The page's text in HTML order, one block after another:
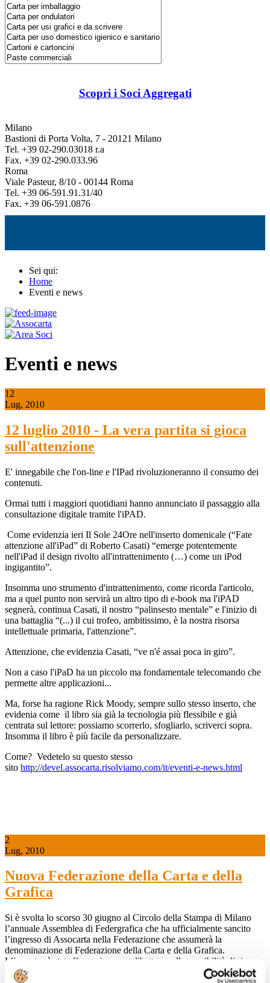
Scopri i Soci Aggregati
Milano
Bastioni di Porta Volta, 7 - 20121 Milano
Tel. +39 02-290.03018 r.a
Fax. +39 02-290.033.96
Roma
Viale Pasteur, 8/10 - 00144 Roma
Tel. +39 06-591.91.31/40
Fax. +39 06-591.0876
Sei qui:
Home
Eventi e news
Eventi e news
12
Lug, 2010
12 luglio 2010 - La vera partita si gioca
sull'attenzione
E' innegabile che l'on-line e l'IPad rivoluzioneranno il consumo dei
contenuti.
Ormai tutti i maggiori quotidiani hanno annunciato il passaggio alla
consultazione digitale tramite l'iPAD.
Come evidenzia ieri Il Sole 24Ore nell'inserto domenicale (“Fate
attenzione all'iPad” di Roberto Casati) “emerge potentemente
nell'iPad il design rivolto all'intrattenimento (…) come un iPod
ingigantito”.
Insomma uno strumento d'intrattenimento, come ricorda l'articolo,
ma a quel punto non servirà un altro tipo di e-book ma l'iPAD
segnerà, continua Casati, il nostro “palinsesto mentale” e l'inizio di
una battaglia “(...) il cui trofeo, ambitissimo, è la nostra risorsa
intellettuale primaria, l'attenzione”.
Attenzione, che evidenzia Casati, “ve n'é assai poca in giro”.
Non a caso l'iPaD ha un piccolo ma fondamentale telecomando che
permette altre applicazioni...
Ma, forse ha ragione Rick Moody, sempre sullo stesso inserto, che
evidenia come il libro sia già la tecnologia più flessibile e già
centrata sul lettore: possiamo scorrerlo, sfogliarlo, scriverci sopra.
Insomma il libro è più facile da personalizzare.
Come? Vedetelo su questo stesso
sito http://devel.assocarta.risolviamo.com/it/eventi-e-news.html
2
Lug, 2010
Nuova Federazione della Carta e della
Grafica
Si è svolta lo scorso 30 giugno al Circolo della Stampa di Milano
l’annuale Assemblea di Federgrafica che ha ufficialmente sancito
l’ingresso di Assocarta nella Federazione che assumerà la
denominazione di Federazione della Carta e della Grafica.
L’incontro è stata l’occasione per dibattere sulle possibilità di ripresa
del settore e sull’esigenza di puntare all’innovazione.